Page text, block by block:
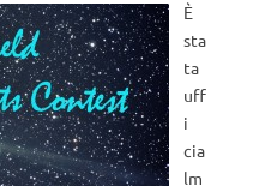
È
sta
ta
uff
i
cia
lm